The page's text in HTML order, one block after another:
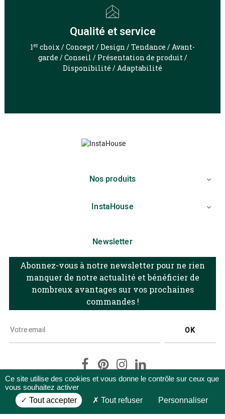
Qualité et service
1er choix / Concept / Design / Tendance / Avant-
garde / Conseil / Présentation de produit /
Disponibilité / Adaptabilité
Nos produits 
InstaHouse 
Newsletter
Abonnez-vous à notre newsletter pour ne rien
manquer de notre actualité et bénéficier de
nombreux avantages sur vos prochaines
commandes !
OK
FacebookPinterestInstagram
C.G.V Protection des données Mentions légales
Ce site utilise des cookies et vous donne le contrôle sur ceux que
vous souhaitez activer
Tout accepter
Tout refuser Personnaliser